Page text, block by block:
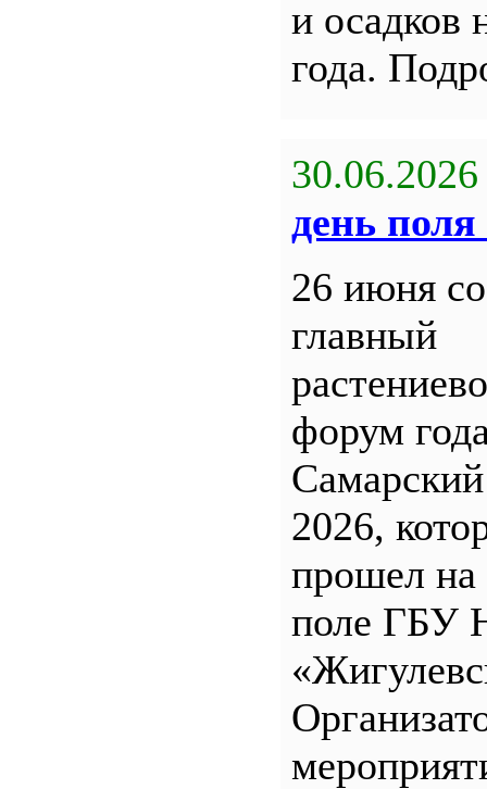
и осадков
года.
30.06.2026
день поля
26 июня
главный
форум
2026,
прошел
поле ГБУ